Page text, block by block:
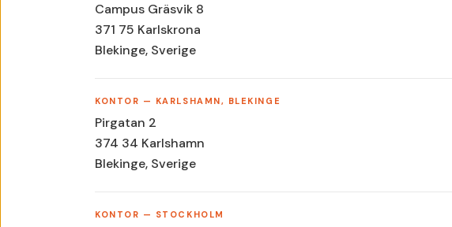
Campus Gräsvik 8
371 75 Karlskrona
Blekinge, Sverige
KONTOR — KARLSHAMN, BLEKINGE
Pirgatan 2
374 34 Karlshamn
Blekinge, Sverige
KONTOR — STOCKHOLM